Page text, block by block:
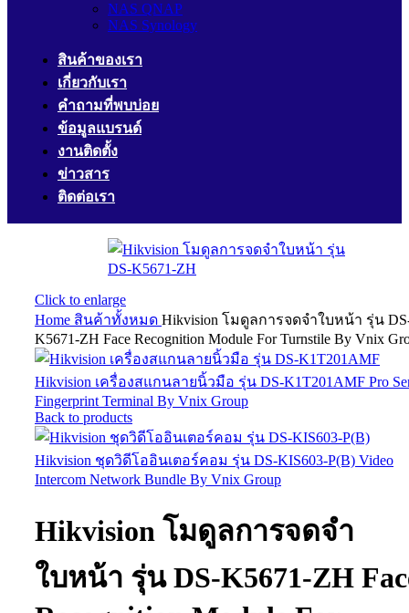
NAS QNAP
NAS Synology
สินค้าของเรา
เกี่ยวกับเรา
คำถามที่พบบ่อย
ข้อมูลแบรนด์
งานติดตั้ง
ข่าวสาร
ติดต่อเรา
Click to enlarge
Home สินค้าทั้งหมด Hikvision โมดูลการจดจำใบหน้า รุ่น
K5671-ZH Face Recognition Module For Turnstile By Vnix
Hikvision เครื่องสแกนลายนิ้วมือ รุ่น DS-K1T201AMF Pro
Fingerprint Terminal By Vnix Group
Back to products
Hikvision ชุดวิดีโออินเตอร์คอม รุ่น DS-KIS603-P(B) Video
Intercom Network Bundle By Vnix Group
Hikvision โมดูลการจดจำ
ใบหน้า รุ่น DS-K5671-ZH